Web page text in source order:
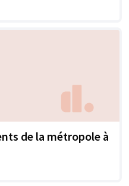
de la métropole à